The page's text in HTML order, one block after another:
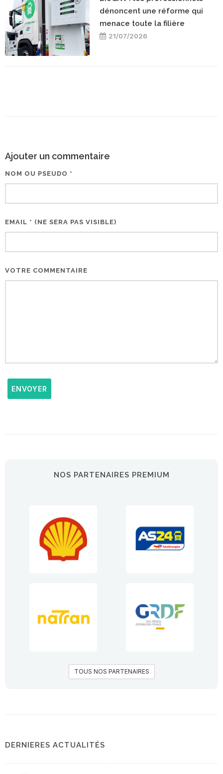
dénoncent une réforme qui
menace toute la filière
21/07/2026
Ajouter un commentaire
NOM OU PSEUDO *
EMAIL * (NE SERA PAS VISIBLE)
VOTRE COMMENTAIRE
ENVOYER
NOS PARTENAIRES PREMIUM
TOUS NOS PARTENAIRES
DERNIERES ACTUALITÉS